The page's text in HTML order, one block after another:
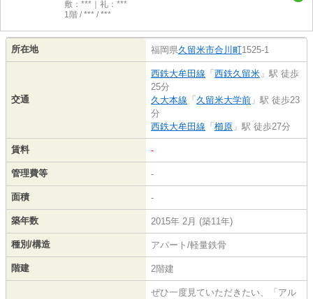
敷：***｜礼：***
1階 / *** / ***
所在地 福岡県久留米市合川町1525-1
交通
西鉄大牟田線 「 西鉄久留米 」駅 徒歩
25分
久大本線 「 久留米大学前 」駅 徒歩23
分
西鉄大牟田線 「 櫛原 」駅 徒歩27分
賃料 -
管理費等 -
面積 -
築年数 2015年 2月 (築11年)
種別/構造 アパート/軽量鉄骨
階建 2階建
ぜひ一度見ていただきたい、「アル